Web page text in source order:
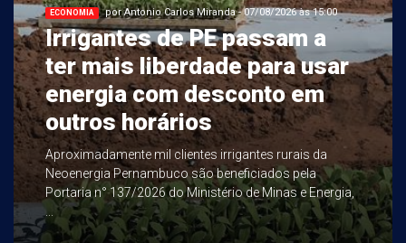
ECONOMIA por Antonio Carlos Miranda - 07/08/2026 às 15:00
Irrigantes de PE passam a
ter mais liberdade para usar
energia com desconto em
outros horários
Aproximadamente mil clientes irrigantes rurais da
Neoenergia Pernambuco são beneficiados pela
Portaria n° 137/2026 do Ministério de Minas e Energia,